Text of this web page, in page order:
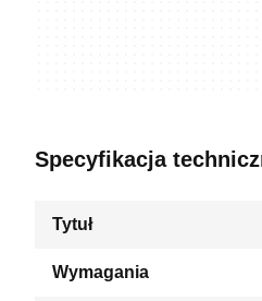
Specyfikacja
Tytuł
Wymagania